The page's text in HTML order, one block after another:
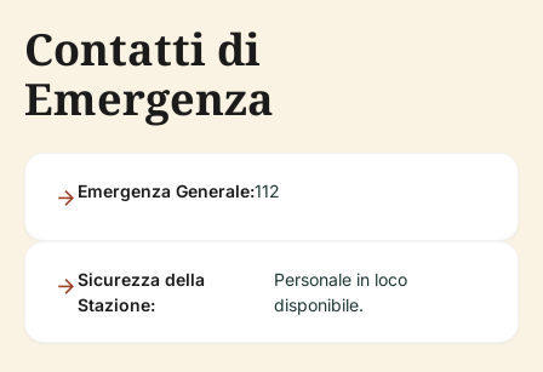
Contatti di
Emergenza
Emergenza Generale:112
Sicurezza della
Stazione:
Personale in loco
disponibile.